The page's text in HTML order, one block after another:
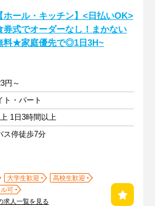
【ホール・キッチン】<日払いOK>
券式でオーダーなし！まかない
料★家庭優先で◎1日3H~
円～
ト・パート
1日3時間以上
ス停徒歩7分
大学生歓迎
高校生歓迎
可
人一覧を見る